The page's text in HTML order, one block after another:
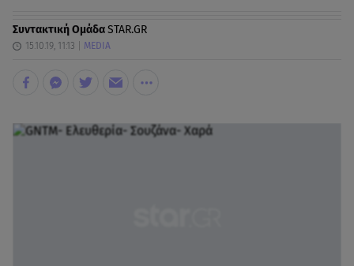
Συντακτική ΟμάδαSTAR.GR
15.10.19, 11:13 MEDIA